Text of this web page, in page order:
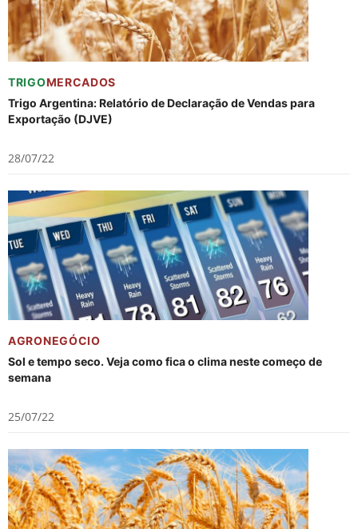
TRIGOMERCADOS
Trigo Argentina: Relatório de Declaração de Vendas para
Exportação (DJVE)
28/07/22
AGRONEGÓCIO
Sol e tempo seco. Veja como fica o clima neste começo de
semana
25/07/22